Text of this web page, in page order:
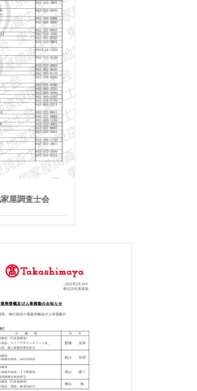
屋調査士会